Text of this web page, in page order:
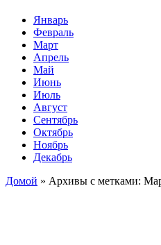
Январь
Февраль
Март
Апрель
Май
Июнь
Июль
Август
Сентябрь
Октябрь
Ноябрь
Декабрь
Домой » Архивы с метками: